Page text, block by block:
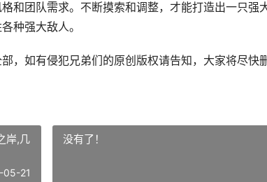
和团队需求。不断摸索和调整，才能打造出一只强
种强大敌人。
，如有侵犯兄弟们的原创版权请告知，大家将尽快
岸,几
05-21
没有了！